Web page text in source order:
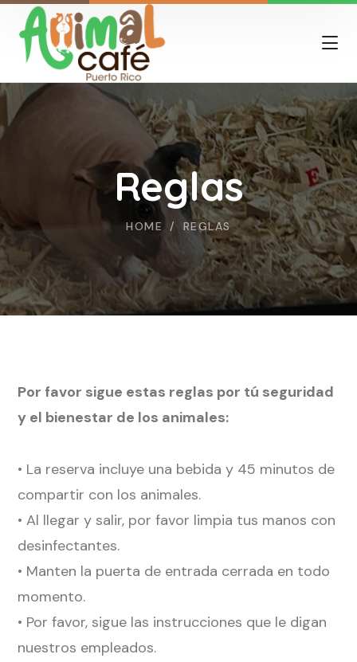
HOME REGLAS
Reglas
Por favor sigue estas reglas por tú seguridad
y el bienestar de los animales:
• La reserva incluye una bebida y 45 minutos de
compartir con los animales.
• Al llegar y salir, por favor limpia tus manos con
desinfectantes.
• Manten la puerta de entrada cerrada en todo
momento.
• Por favor, sigue las instrucciones que le digan
nuestros empleados.